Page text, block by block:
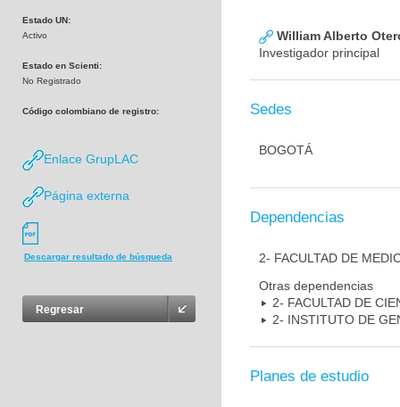
Estado UN:
Activo
Estado en Scienti:
No Registrado
Código colombiano de registro:
Enlace GrupLAC
Página externa
Descargar resultado de búsqueda
Regresar
William Alberto
Investigador principal
Sedes
BOGOTÁ
Dependencias
2- FACULTAD DE
Otras dependencias
2- FACULTAD DE
2- INSTITUTO DE
Planes de estudio